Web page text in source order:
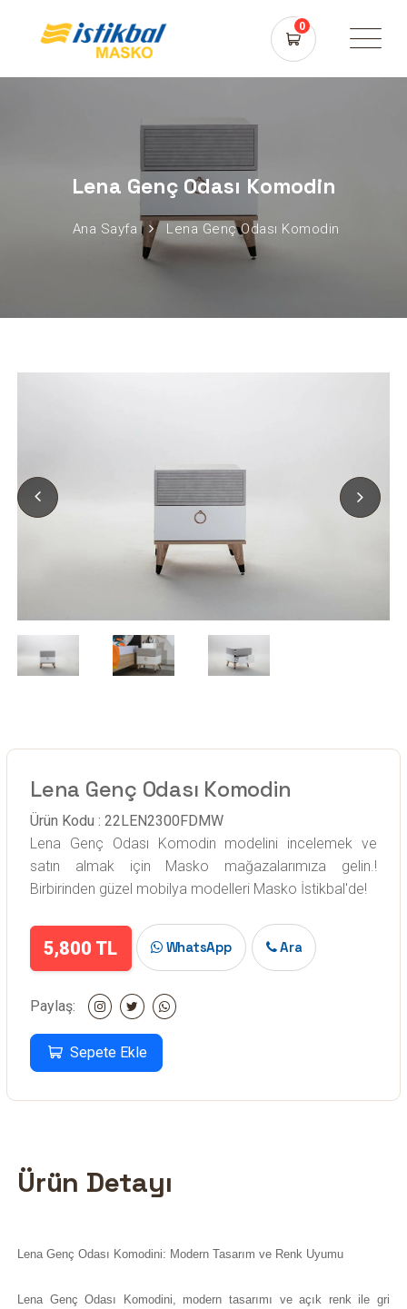
0
Lena Genç Odası Komodin
Ana Sayfa Lena Genç Odası Komodin
Lena Genç Odası Komodin
Ürün Kodu : 22LEN2300FDMW
Lena Genç Odası Komodin modelini incelemek ve
satın almak için Masko mağazalarımıza gelin.!
Birbirinden güzel mobilya modelleri Masko İstikbal'de!
5,800 TL WhatsApp Ara
Paylaş:
Sepete Ekle
Ürün Detayı
Lena Genç Odası Komodini: Modern Tasarım ve Renk Uyumu
Lena Genç Odası Komodini, modern tasarımı ve açık renk ile gri